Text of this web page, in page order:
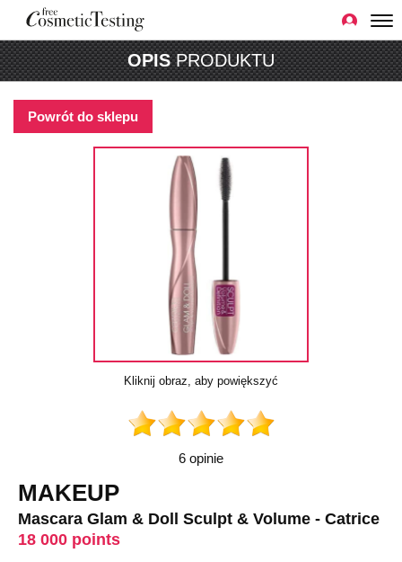
OPISPRODUKTU
Powrót do sklepu
Kliknij obraz, aby powiększyć
6 opinie
MAKEUP
Mascara Glam & Doll Sculpt & Volume - Catrice
18 000 points